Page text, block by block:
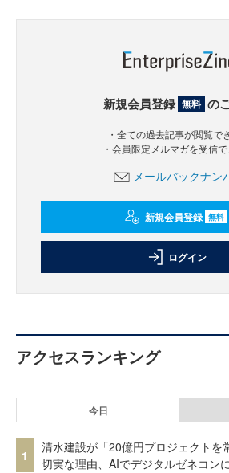
新規会員登録 無料 の
・全ての過去記事が閲覧で
・会員限定メルマガを受信
メールバックナン
新規会員登録 無料
ログイン
アクセスランキング
今日
1
清水建設が「20億円プロジェクトを
切実な理由、AIでデジタルゼネコン